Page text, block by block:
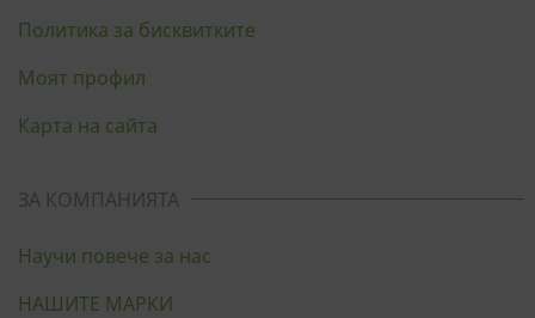
Политика за бисквитките
Моят профил
Карта на сайта
ЗА КОМПАНИЯТА
Научи повече за нас
НАШИТЕ МАРКИ